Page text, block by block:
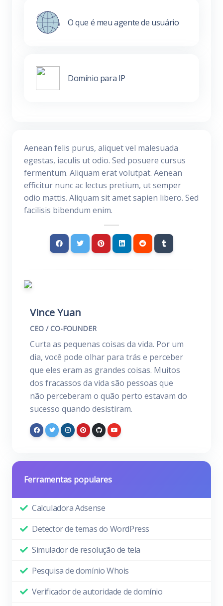
O que é meu agente de usuário
Domínio para IP
Aenean felis purus, aliquet vel malesuada
egestas, iaculis ut odio. Sed posuere cursus
fermentum. Aliquam erat volutpat. Aenean
efficitur nunc ac lectus pretium, ut semper
odio mattis. Aliquam sit amet sapien libero. Sed
facilisis bibendum enim.
Vince Yuan
CEO / CO-FOUNDER
Curta as pequenas coisas da vida. Por um
dia, você pode olhar para trás e perceber
que eles eram as grandes coisas. Muitos
dos fracassos da vida são pessoas que
não perceberam o quão perto estavam do
sucesso quando desistiram.
Ferramentas populares
Calculadora Adsense
Detector de temas do WordPress
Simulador de resolução de tela
Pesquisa de domínio Whois
Verificador de autoridade de domínio